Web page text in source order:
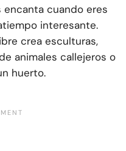
encanta cuando eres
interesante.
crea esculturas,
animales callejeros o
huerto.